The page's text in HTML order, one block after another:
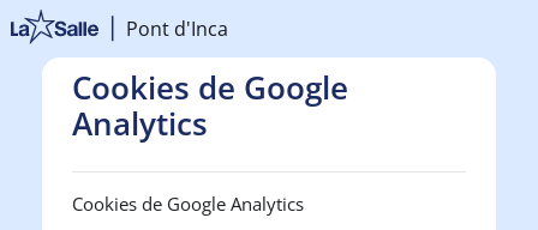
Salta al contenido principal
Pont d'Inca
Cookies de Google
Analytics
Cookies de Google Analytics